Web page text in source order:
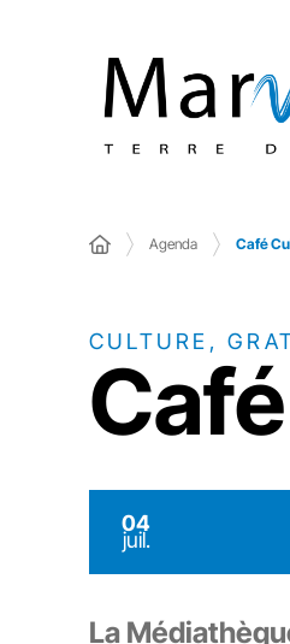
Agenda Café
CULTURE,
04
juil.
La